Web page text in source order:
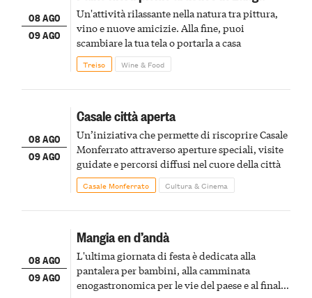
08 AGO
09 AGO
Un'attività rilassante nella natura tra pittura,
vino e nuove amicizie. Alla fine, puoi
scambiare la tua tela o portarla a casa
Treiso Wine & Food
08 AGO
09 AGO
Casale città aperta
Un’iniziativa che permette di riscoprire Casale
Monferrato attraverso aperture speciali, visite
guidate e percorsi diffusi nel cuore della città
Casale Monferrato Cultura & Cinema
08 AGO
09 AGO
Mangia en d’andà
L'ultima giornata di festa è dedicata alla
pantalera per bambini, alla camminata
enogastronomica per le vie del paese e al finale